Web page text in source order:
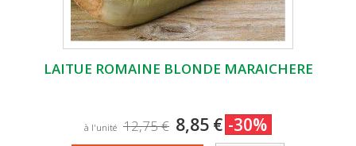
LAITUE ROMAINE BLONDE MARAICHERE
à l'unité 12,75 € 8,85 € -30%